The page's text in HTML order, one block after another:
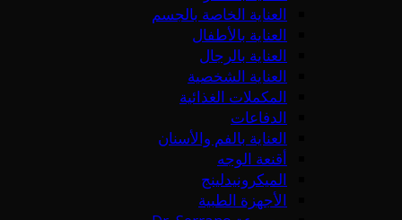
العناية الخاصة بالجسم
العناية بالأطفال
العناية بالرجال
العناية الشخصية
المكملات الغذائية
الدفاعات
العناية بالفم والأسنان
أقنعة الوجه
الميكرونيدلينج
الأجهزة الطبية